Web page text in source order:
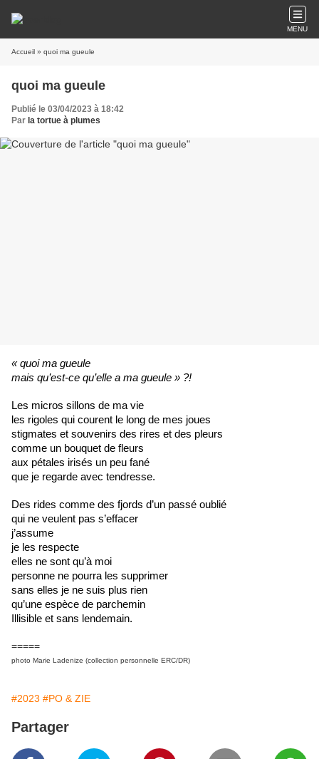
MENU
Accueil » quoi ma gueule
quoi ma gueule
Publié le 03/04/2023 à 18:42
Par la tortue à plumes
« quoi ma gueule
mais qu’est-ce qu’elle a ma gueule » ?!
Les micros sillons de ma vie
les rigoles qui courent le long de mes joues
stigmates et souvenirs des rires et des pleurs
comme un bouquet de fleurs
aux pétales irisés un peu fané
que je regarde avec tendresse.
Des rides comme des fjords d’un passé oublié
qui ne veulent pas s’effacer
j’assume
je les respecte
elles ne sont qu’à moi
personne ne pourra les supprimer
sans elles je ne suis plus rien
qu’une espèce de parchemin
Illisible et sans lendemain.
=====
photo Marie Ladenize (collection personnelle ERC/DR)
#2023 #PO & ZIE
Partager